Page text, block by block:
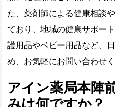
た、薬剤師による健康相談
ており、地域の健康サポー
護用品やベビー用品など、
め、お気軽にお問い合わせく
アイン薬局本陣
みは何ですか？